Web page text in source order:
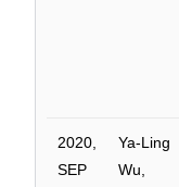
2020,
SEP
Ya-Ling
Wu,